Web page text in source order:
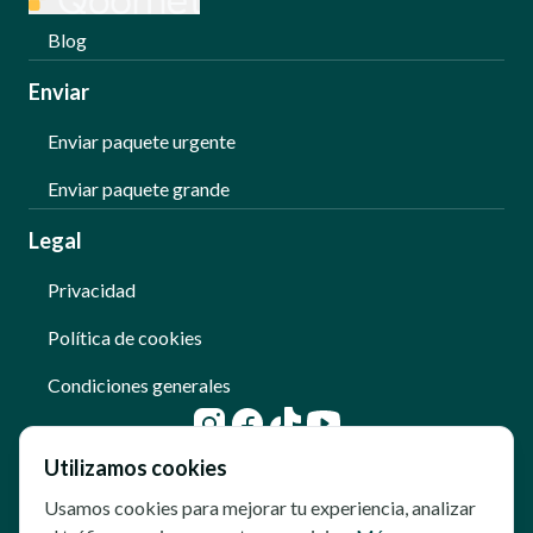
Blog
Enviar
Enviar paquete urgente
Enviar paquete grande
Legal
Privacidad
Política de cookies
Condiciones generales
Utilizamos cookies
Usamos cookies para mejorar tu experiencia, analizar